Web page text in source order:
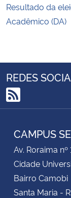
Resultado da
Acadêmico (DA)
REDES
RSS
CAMPUS
Av. Roraima
Cidade
Bairro Camobi
Santa Maria -